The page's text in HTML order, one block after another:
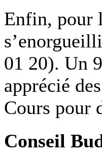
Enfin, pour
01 20). Un
apprécié
Cours pour
Conseil